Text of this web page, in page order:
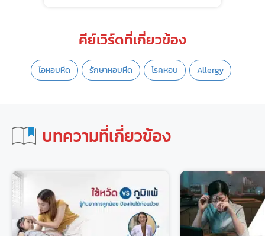
คีย์เวิร์ดที่เกี่ยวข้อง
ไอหอบหืด รักษาหอบหืด โรคหอบ Allergy
บทความที่เกี่ยวข้อง